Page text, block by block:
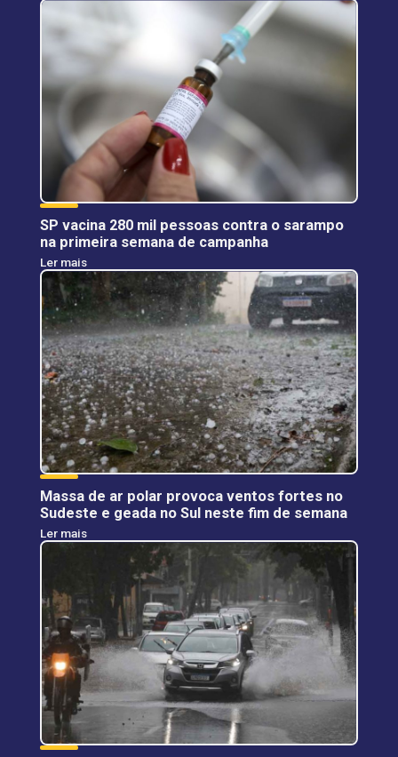
SP vacina 280 mil pessoas contra o sarampo
na primeira semana de campanha
Ler mais
Massa de ar polar provoca ventos fortes no
Sudeste e geada no Sul neste fim de semana
Ler mais